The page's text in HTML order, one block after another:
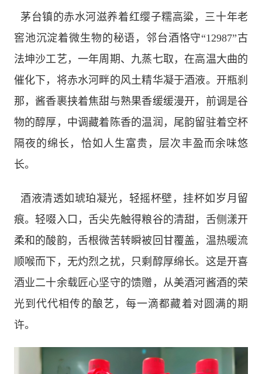
茅台镇的赤水河滋养着红缨子糯高粱，三十年老
窖池沉淀着微生物的秘语，邻台酒恪守“12987”古
法坤沙工艺，一年周期、九蒸七取，在高温大曲的
催化下，将赤水河畔的风土精华凝于酒液。开瓶刹
那，酱香裹挟着焦甜与熟果香缓缓漫开，前调是谷
物的醇厚，中调藏着陈香的温润，尾韵留驻着空杯
隔夜的绵长，恰如人生富贵，层次丰盈而余味悠
长。
酒液清透如琥珀凝光，轻摇杯壁，挂杯如岁月留
痕。轻啜入口，舌尖先触得粮谷的清甜，舌侧漾开
柔和的酸韵，舌根微苦转瞬被回甘覆盖，温热暖流
顺喉而下，无灼烈之扰，只剩醇厚绵长。这是开喜
酒业二十余载匠心坚守的馈赠，从美酒河酱酒的荣
光到代代相传的酿艺，每一滴都藏着对圆满的期
许。